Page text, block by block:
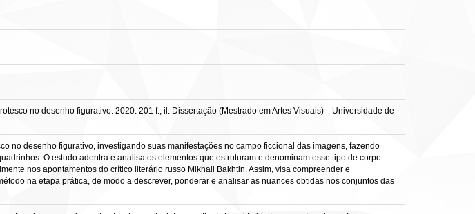
no desenho figurativo. 2020. 201 f., il. Dissertação (Mestrado em Artes Visuais)—Universidade de
no desenho figurativo, investigando suas manifestações no campo ficcional das imagens, fazendo
O estudo adentra e analisa os elementos que estruturam e denominam esse tipo de corpo
nos apontamentos do crítico literário russo Mikhail Bakhtin. Assim, visa compreender e
na etapa prática, de modo a descrever, ponderar e analisar as nuances obtidas nos conjuntos das